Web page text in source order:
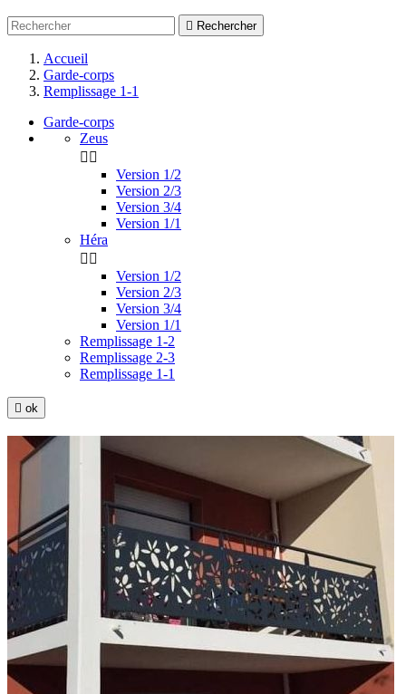
 Rechercher
Accueil
Garde-corps
Remplissage 1-1
Garde-corps
Zeus
 
Version 1/2
Version 2/3
Version 3/4
Version 1/1
Héra
 
Version 1/2
Version 2/3
Version 3/4
Version 1/1
Remplissage 1-2
Remplissage 2-3
Remplissage 1-1
 ok